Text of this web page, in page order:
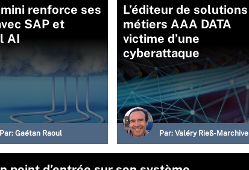
renforce ses
SAP et
AI
Par: Gaétan Raoul
L’éditeur de solutions
métiers AAA DATA
victime d’une
cyberattaque
Par: Valéry Rieß-Marchive